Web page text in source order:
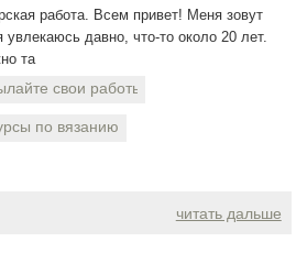
работа. Всем привет! Меня зовут
давно, что-то около 20 лет.
та
свои работы
по вязанию
читать дальше